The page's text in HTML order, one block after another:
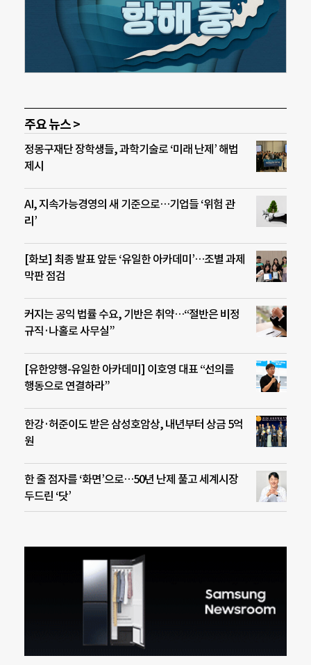
주요 뉴스 >
정몽구재단 장학생들, 과학기술로 ‘미래 난제’ 해법
제시
AI, 지속가능경영의 새 기준으로…기업들 ‘위험 관
리’
[화보] 최종 발표 앞둔 ‘유일한 아카데미’…조별 과제
막판 점검
커지는 공익 법률 수요, 기반은 취약…“절반은 비정
규직·나홀로 사무실”
[유한양행-유일한 아카데미] 이호영 대표 “선의를
행동으로 연결하라”
한강·허준이도 받은 삼성호암상, 내년부터 상금 5억
원
한 줄 점자를 ‘화면’으로…50년 난제 풀고 세계시장
두드린 ‘닷’